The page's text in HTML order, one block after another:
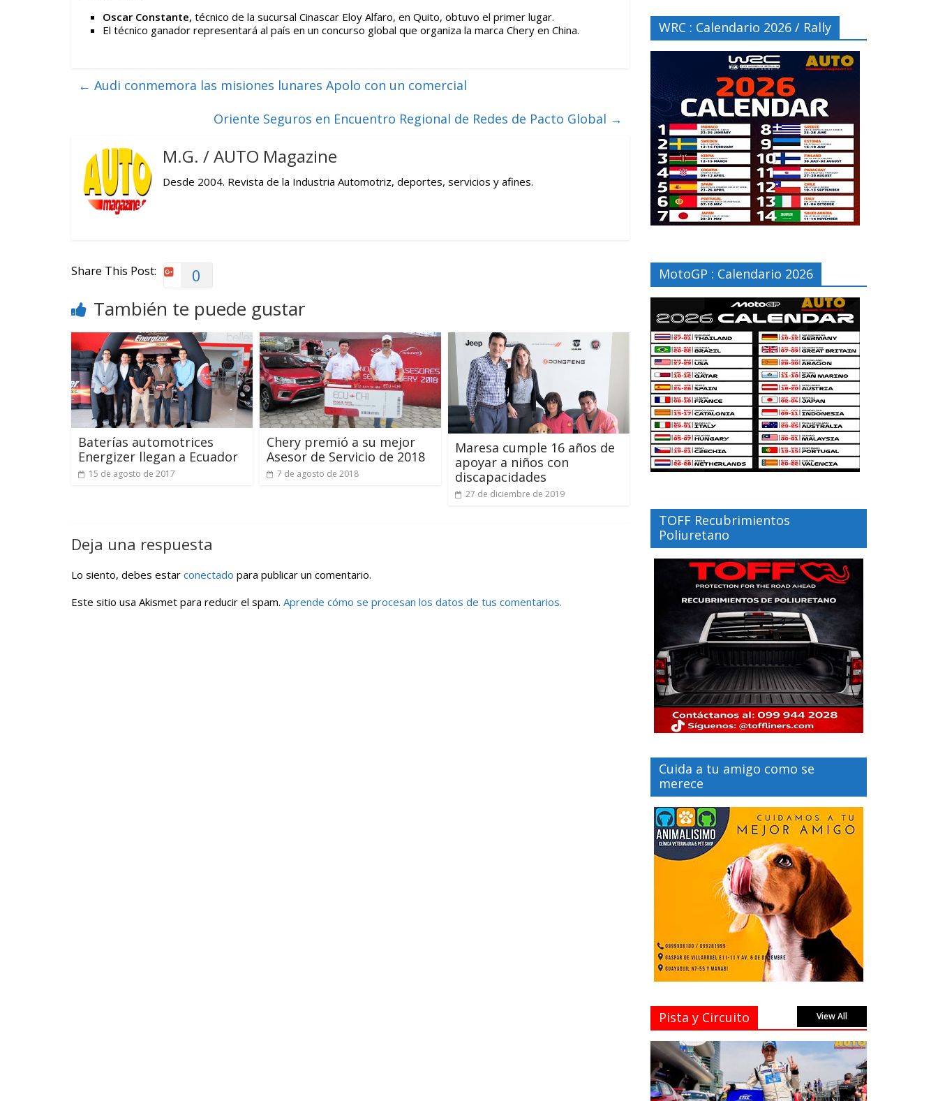
Oscar Constante, técnico de la sucursal Cinascar Eloy Alfaro, en Quito, obtuvo el primer lugar.
El técnico ganador representará al país en un concurso global que organiza la marca Chery en China.
← Audi conmemora las misiones lunares Apolo con un comercial
Oriente Seguros en Encuentro Regional de Redes de Pacto Global →
M.G. / AUTO Magazine
Desde 2004. Revista de la Industria Automotriz, deportes, servicios y afines.
Share This Post: 0
También te puede gustar
Baterías automotrices
Energizer llegan a Ecuador
15 de agosto de 2017
Chery premió a su mejor
Asesor de Servicio de 2018
7 de agosto de 2018
Maresa cumple 16 años de
apoyar a niños con
discapacidades
27 de diciembre de 2019
Deja una respuesta
Lo siento, debes estar conectado para publicar un comentario.
Este sitio usa Akismet para reducir el spam. Aprende cómo se procesan los datos de tus comentarios.
WRC : Calendario 2026 / Rally
MotoGP : Calendario 2026
TOFF Recubrimientos
Poliuretano
Cuida a tu amigo como se
merece
Pista y Circuito View All